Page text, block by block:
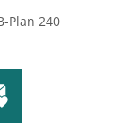
Plan 240